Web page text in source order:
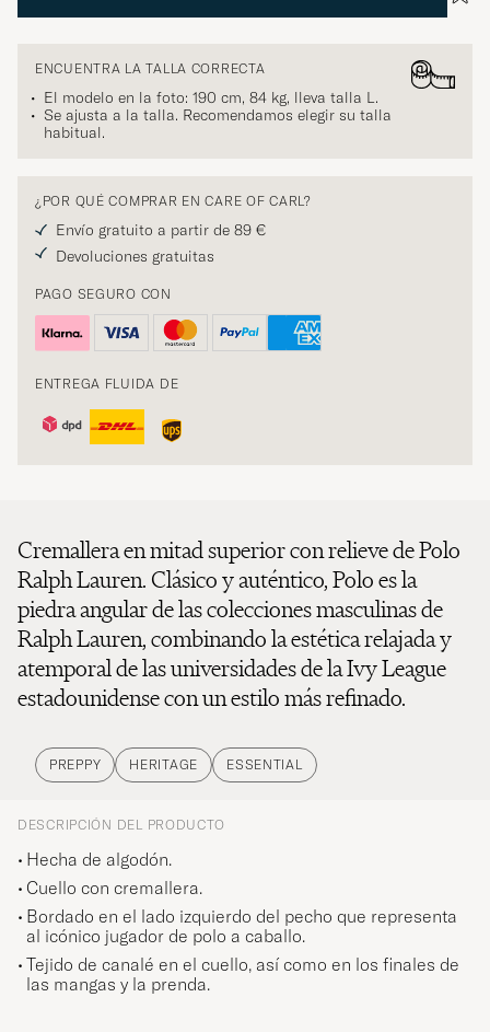
ENCUENTRA LA TALLA CORRECTA
El modelo en la foto: 190 cm, 84 kg, lleva talla L.
Se ajusta a la talla. Recomendamos elegir su talla
habitual.
¿POR QUÉ COMPRAR EN CARE OF CARL?
Envío gratuito a partir de 89 €
Devoluciones gratuitas
PAGO SEGURO CON
ENTREGA FLUIDA DE
Cremallera en mitad superior con relieve de Polo
Ralph Lauren. Clásico y auténtico, Polo es la
piedra angular de las colecciones masculinas de
Ralph Lauren, combinando la estética relajada y
atemporal de las universidades de la Ivy League
estadounidense con un estilo más refinado.
PREPPY HERITAGE ESSENTIAL
DESCRIPCIÓN DEL PRODUCTO
Hecha de algodón.
Cuello con cremallera.
Bordado en el lado izquierdo del pecho que representa
al icónico jugador de polo a caballo.
Tejido de canalé en el cuello, así como en los finales de
las mangas y la prenda.